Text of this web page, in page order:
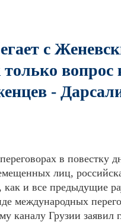
с
вопрос
-
в повестку
лиц,
как и все предыдущие
международных
каналу Грузии заявил